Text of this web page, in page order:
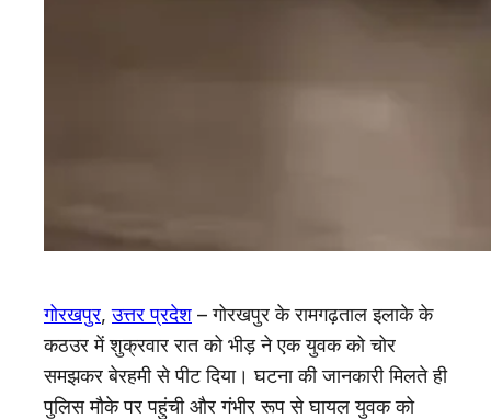
गोरखपुर,उत्तर प्रदेश – गोरखपुर के रामगढ़ताल इलाके के
कठउर में शुक्रवार रात को भीड़ ने एक युवक को चोर
समझकर बेरहमी से पीट दिया। घटना की जानकारी मिलते ही
पुलिस मौके पर पहुंची और गंभीर रूप से घायल युवक को